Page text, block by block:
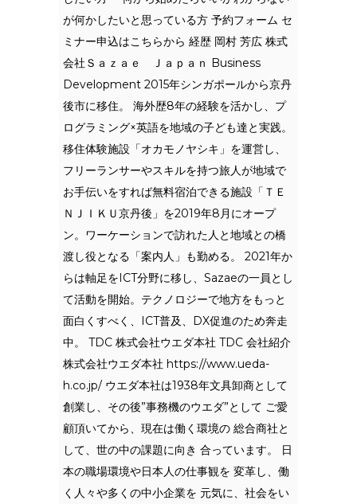
が何かしたいと思っている方 予約フォーム セ
ミナー申込はこちらから 経歴 岡村 芳広 株式
会社Ｓａｚａｅ Ｊａｐａｎ Business
Development 2015年シンガポールから京丹
後市に移住。 海外歴8年の経験を活かし、プ
ログラミング×英語を地域の子ども達と実践。
移住体験施設「オカモノヤシキ」を運営し、
フリーランサーやスキルを持つ旅人が地域で
お手伝いをすれば無料宿泊できる施設「ＴＥ
ＮＪＩＫＵ京丹後」を2019年8月にオープ
ン。ワーケーションで訪れた人と地域との橋
渡し役となる「案内人」も勤める。 2021年か
らは軸足をICT分野に移し、Sazaeの一員とし
て活動を開始。テクノロジーで地方をもっと
面白くすべく、ICT普及、DX促進のため奔走
中。 TDC 株式会社ウエダ本社 TDC 会社紹介
株式会社ウエダ本社 https://www.ueda-
h.co.jp/ ウエダ本社は1938年文具卸商として
創業し、その後”事務機のウエダ”として ご愛
顧頂いてから、現在は働く環境の 総合商社と
して、世の中の課題に向き 合っています。 日
本の職場環境や日本人の仕事観を 変革し、働
く人々や多くの中小企業を 元気に、社会をい